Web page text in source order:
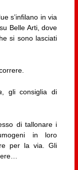
s’infilano in via
Belle Arti, dove
si sono lasciati
, gli consiglia di
di tallonare i
in loro
per la via. Gli